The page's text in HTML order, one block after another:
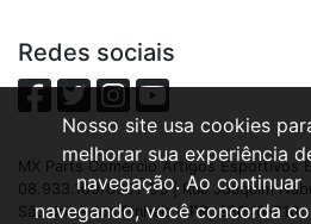
Redes sociais
MX Parts Comercio Artigos Esportivos
08.933.109/0001-93 | Rua Joaquim
São José dos Pinhais - PR, 83040-210
Nosso site usa cookies
melhorar sua experiência
navegação. Ao continuar
navegando, você concorda